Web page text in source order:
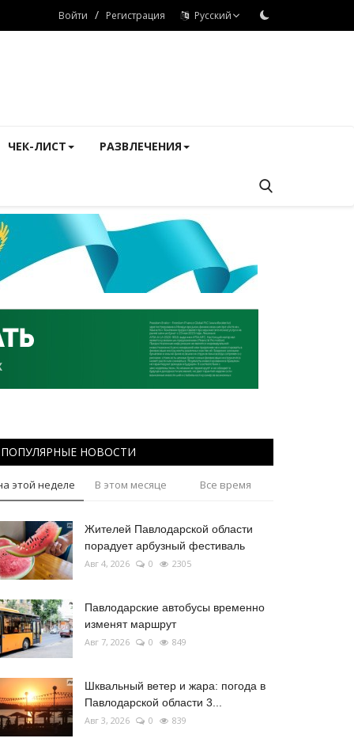
Войти / Регистрация Русский
ЧЕК-ЛИСТ РАЗВЛЕЧЕНИЯ
ПОПУЛЯРНЫЕ НОВОСТИ
этой неделе В этом месяце Все время
Жителей Павлодарской области
порадует арбузный фестиваль
Авг 4, 2026 0 2305
Павлодарские автобусы временно
изменят маршрут
Авг 7, 2026 0 849
Шквальный ветер и жара: погода в
Павлодарской области 3...
Авг 3, 2026 0 839